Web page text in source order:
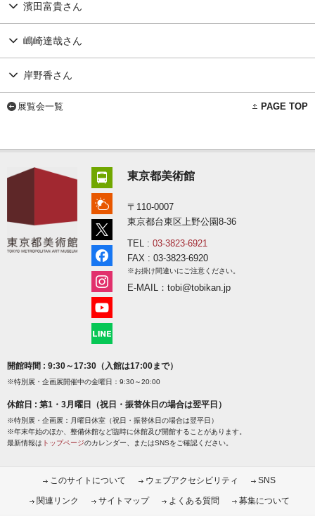
濱田富貴さん
嶋崎達哉さん
岸野香さん
展覧会一覧 PAGE TOP
東京都美術館
〒110-0007
東京都台東区上野公園8-36
TEL : 03-3823-6921
FAX : 03-3823-6920
※お掛け間違いにご注意ください。
E-MAIL：tobi@tobikan.jp
開館時間 : 9:30～17:30（入館は17:00まで）
※特別展・企画展開催中の金曜日：9:30～20:00
休館日 : 第1・3月曜日（祝日・振替休日の場合は翌平日）
※特別展・企画展：月曜日休室（祝日・振替休日の場合は翌平日）
※年末年始のほか、整備休館など臨時に休館及び開館することがあります。
最新情報は トップページのカレンダー、またはSNSをご確認ください。
このサイトについて ウェブアクセシビリティ SNS
関連リンク サイトマップ よくある質問 募集について